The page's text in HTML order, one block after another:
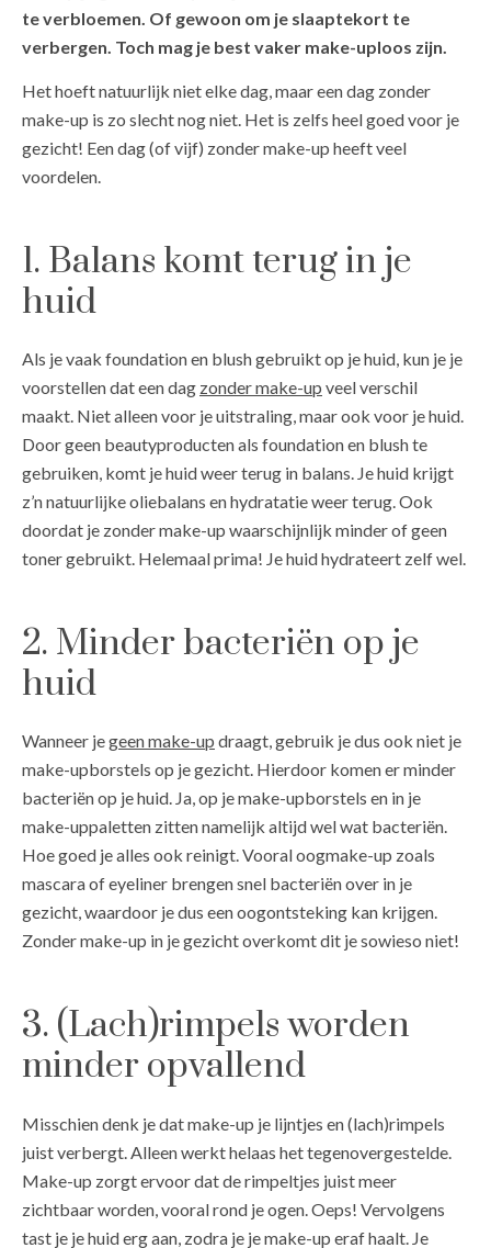
te verbloemen. Of gewoon om je slaaptekort te
verbergen. Toch mag je best vaker make-uploos zijn.
Het hoeft natuurlijk niet elke dag, maar een dag zonder
make-up is zo slecht nog niet. Het is zelfs heel goed voor je
gezicht! Een dag (of vijf) zonder make-up heeft veel
voordelen.
1. Balans komt terug in je
huid
Als je vaak foundation en blush gebruikt op je huid, kun je je
voorstellen dat een dag zonder make-up veel verschil
maakt. Niet alleen voor je uitstraling, maar ook voor je huid.
Door geen beautyproducten als foundation en blush te
gebruiken, komt je huid weer terug in balans. Je huid krijgt
z’n natuurlijke oliebalans en hydratatie weer terug. Ook
doordat je zonder make-up waarschijnlijk minder of geen
toner gebruikt. Helemaal prima! Je huid hydrateert zelf wel.
2. Minder bacteriën op je
huid
Wanneer jegeen make-up draagt, gebruik je dus ook niet je
make-upborstels op je gezicht. Hierdoor komen er minder
bacteriën op je huid. Ja, op je make-upborstels en in je
make-uppaletten zitten namelijk altijd wel wat bacteriën.
Hoe goed je alles ook reinigt. Vooral oogmake-up zoals
mascara of eyeliner brengen snel bacteriën over in je
gezicht, waardoor je dus een oogontsteking kan krijgen.
Zonder make-up in je gezicht overkomt dit je sowieso niet!
3. (Lach)rimpels worden
minder opvallend
Misschien denk je dat make-up je lijntjes en (lach)rimpels
juist verbergt. Alleen werkt helaas het tegenovergestelde.
Make-up zorgt ervoor dat de rimpeltjes juist meer
zichtbaar worden, vooral rond je ogen. Oeps! Vervolgens
tast je je huid erg aan, zodra je je make-up eraf haalt. Je